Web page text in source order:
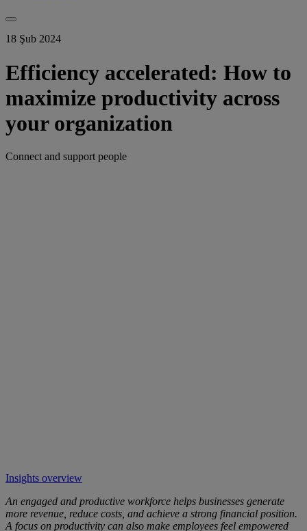
18 Şub 2024
Efficiency accelerated: How to
maximize productivity across
your organization
Connect and support people
Insights overview
An engaged and productive workforce helps businesses generate
more revenue, reduce costs, and achieve a strong financial position.
A focus on productivity can also make employees feel empowered